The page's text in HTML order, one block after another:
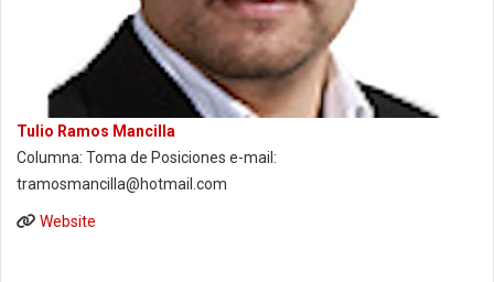
Tulio Ramos Mancilla
Columna: Toma de Posiciones e-mail:
tramosmancilla@hotmail.com
Website